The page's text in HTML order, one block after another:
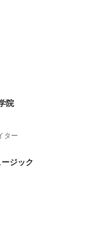
院
ター
ジック